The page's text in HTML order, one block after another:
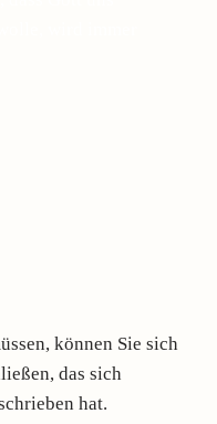
können Sie sich
das sich
hat.